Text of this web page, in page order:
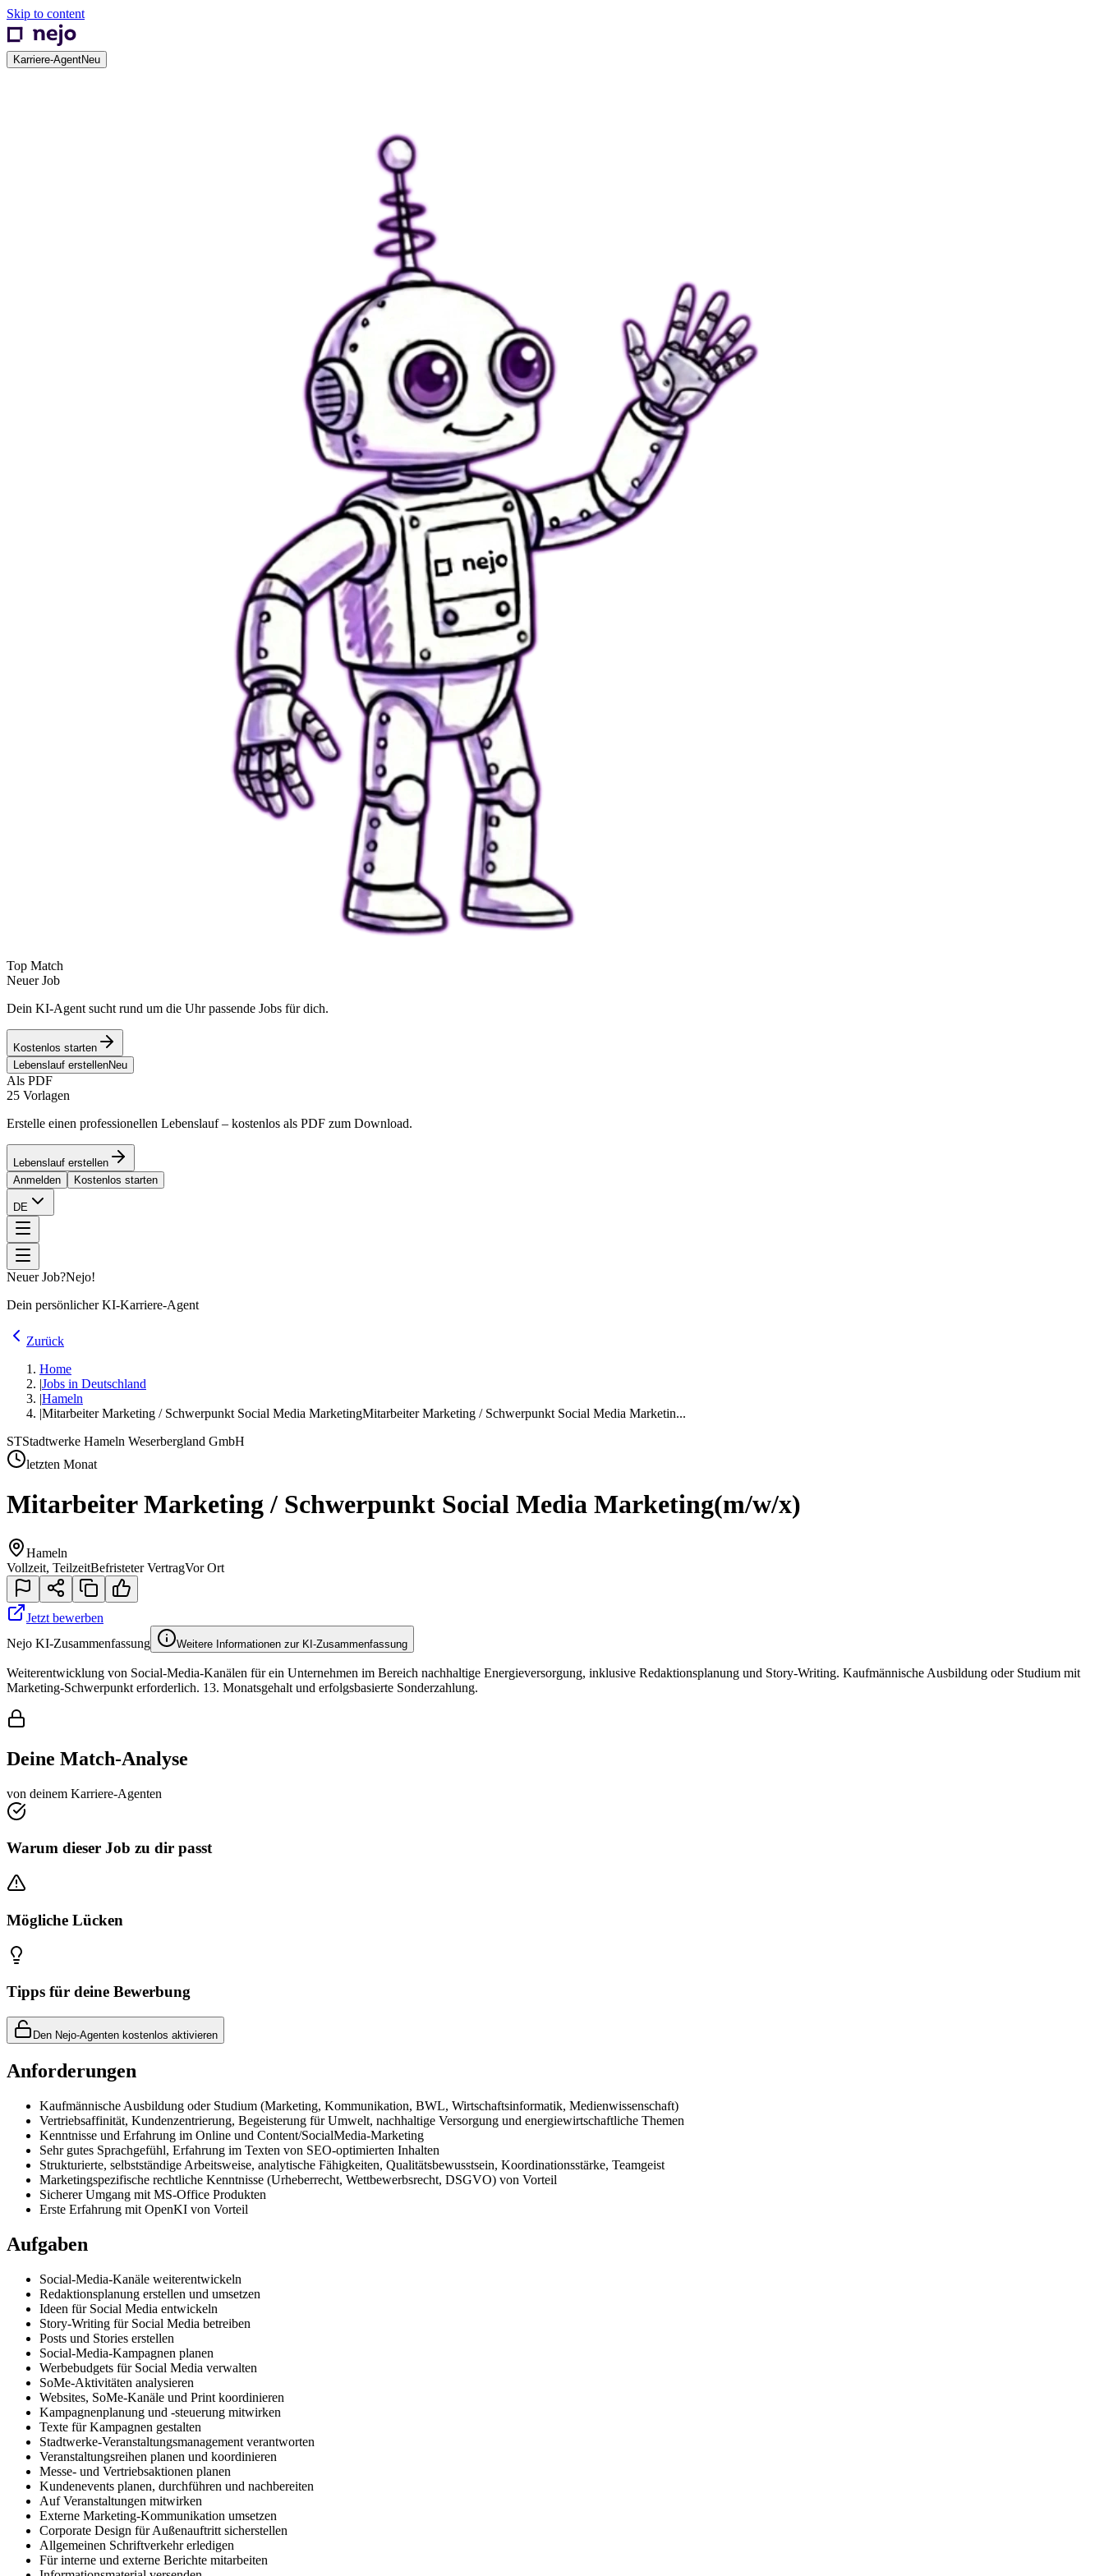
Skip to content
Karriere-AgentNeu
Top Match
Neuer Job
Dein KI-Agent sucht rund um die Uhr passende Jobs für dich.
Kostenlos starten
Lebenslauf erstellenNeu
Als PDF
25 Vorlagen
Erstelle einen professionellen Lebenslauf – kostenlos als PDF zum Download.
Lebenslauf erstellen
Anmelden
Kostenlos starten
DE
Neuer Job?Nejo!
Dein persönlicher KI-Karriere-Agent
Zurück
Home
|Jobs in Deutschland
|Hameln
|Mitarbeiter Marketing / Schwerpunkt Social Media MarketingMitarbeiter Marketing / Schwerpunkt Social Media Marketin...
STStadtwerke Hameln Weserbergland GmbH
letzten Monat
Mitarbeiter Marketing / Schwerpunkt Social Media Marketing(m/w/x)
Hameln
Vollzeit, TeilzeitBefristeter VertragVor Ort
Jetzt bewerben
Nejo KI-Zusammenfassung
Weitere Informationen zur KI-Zusammenfassung
Weiterentwicklung von Social-Media-Kanälen für ein Unternehmen im Bereich nachhaltige Energieversorgung, inklusive Redaktionsplanung und Story-Writing. Kaufmännische Ausbildung oder Studium mit
Marketing-Schwerpunkt erforderlich. 13. Monatsgehalt und erfolgsbasierte Sonderzahlung.
Deine Match-Analyse
von deinem Karriere-Agenten
Warum dieser Job zu dir passt
Mögliche Lücken
Tipps für deine Bewerbung
Den Nejo-Agenten kostenlos aktivieren
Anforderungen
Kaufmännische Ausbildung oder Studium (Marketing, Kommunikation, BWL, Wirtschaftsinformatik, Medienwissenschaft)
Vertriebsaffinität, Kundenzentrierung, Begeisterung für Umwelt, nachhaltige Versorgung und energiewirtschaftliche Themen
Kenntnisse und Erfahrung im Online und Content/SocialMedia-Marketing
Sehr gutes Sprachgefühl, Erfahrung im Texten von SEO-optimierten Inhalten
Strukturierte, selbstständige Arbeitsweise, analytische Fähigkeiten, Qualitätsbewusstsein, Koordinationsstärke, Teamgeist
Marketingspezifische rechtliche Kenntnisse (Urheberrecht, Wettbewerbsrecht, DSGVO) von Vorteil
Sicherer Umgang mit MS-Office Produkten
Erste Erfahrung mit OpenKI von Vorteil
Aufgaben
Social-Media-Kanäle weiterentwickeln
Redaktionsplanung erstellen und umsetzen
Ideen für Social Media entwickeln
Story-Writing für Social Media betreiben
Posts und Stories erstellen
Social-Media-Kampagnen planen
Werbebudgets für Social Media verwalten
SoMe-Aktivitäten analysieren
Websites, SoMe-Kanäle und Print koordinieren
Kampagnenplanung und -steuerung mitwirken
Texte für Kampagnen gestalten
Stadtwerke-Veranstaltungsmanagement verantworten
Veranstaltungsreihen planen und koordinieren
Messe- und Vertriebsaktionen planen
Kundenevents planen, durchführen und nachbereiten
Auf Veranstaltungen mitwirken
Externe Marketing-Kommunikation umsetzen
Corporate Design für Außenauftritt sicherstellen
Allgemeinen Schriftverkehr erledigen
Für interne und externe Berichte mitarbeiten